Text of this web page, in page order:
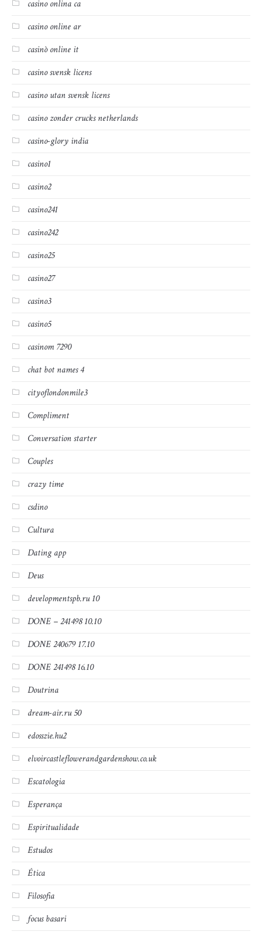
casino onlina ca
casino online ar
casinò online it
casino svensk licens
casino utan svensk licens
casino zonder crucks netherlands
casino-glory india
casino1
casino2
casino241
casino242
casino25
casino27
casino3
casino5
casinom 7290
chat bot names 4
cityoflondonmile3
Compliment
Conversation starter
Couples
crazy time
csdino
Cultura
Dating app
Deus
developmentspb.ru 10
DONE – 241498 10.10
DONE 240679 17.10
DONE 241498 16.10
Doutrina
dream-air.ru 50
edosszie.hu2
elvoircastleflowerandgardenshow.co.uk
Escatologia
Esperança
Espiritualidade
Estudos
Ética
Filosofia
focus basari